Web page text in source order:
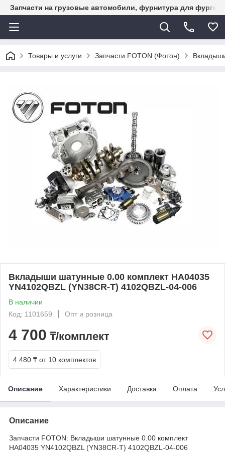
Запчасти на грузовые автомобили, фурнитура для
Товары и услуги Запчасти FOTON (Фотон)
Вкладыши шатунные 0.00 комплект HA04035
YN4102QBZL (YN38CR-T) 4102QBZL-04-006
В наличии
Код: 1101659
Опт и розница
4 700 ₸/комплект
4 480 ₸ от 10 комплектов
Описание Характеристики Доставка Оплата
Описание
Запчасти FOTON: Вкладыши шатунные 0.00 комплект
HA04035 YN4102QBZL (YN38CR-T) 4102QBZL-04-006